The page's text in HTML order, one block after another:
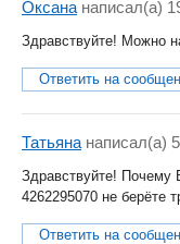
Оксана написал(a)
Здравствуйте! Можно
Ответить на
Татьяна написал(a)
Здравствуйте!
4262295070 не берёте
Ответить на